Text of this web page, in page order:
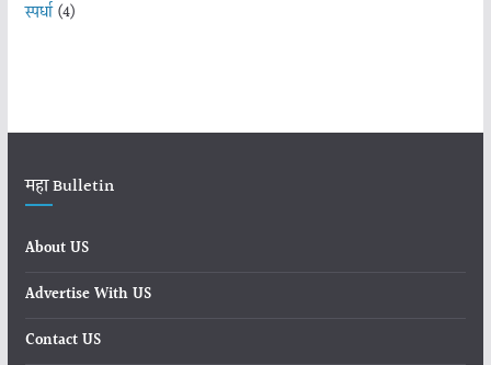
स्पर्धा(4)
महा Bulletin
About US
Advertise With US
Contact US